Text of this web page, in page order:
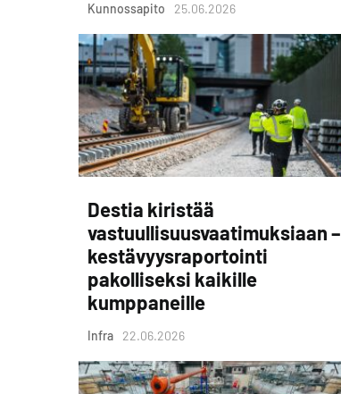
Kunnossapito 25.06.2026
Destia kiristää
vastuullisuusvaatimuksiaan –
kestävyysraportointi
pakolliseksi kaikille
kumppaneille
Infra 22.06.2026